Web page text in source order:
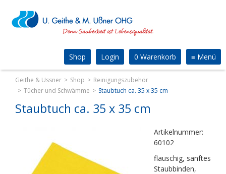
≡ Menü
0 Warenkorb
Login
Shop
Geithe & Ussner Shop
Reinigungszubehör
Tücher und Schwämme
Staubtuch ca. 35 x 35 cm
Staubtuch ca. 35 x 35 cm
Artikelnummer:
60102
flauschig, sanftes
Staubbinden,